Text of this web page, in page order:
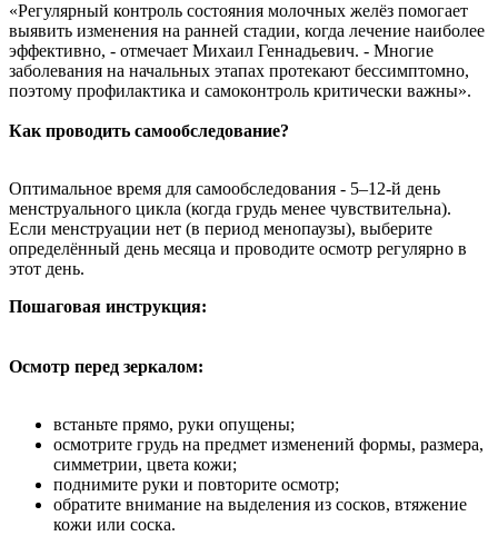
«Регулярный контроль состояния молочных желёз помогает
выявить изменения на ранней стадии, когда лечение наиболее
эффективно, - отмечает Михаил Геннадьевич. - Многие
заболевания на начальных этапах протекают бессимптомно,
поэтому профилактика и самоконтроль критически важны».
Как проводить самообследование?
Оптимальное время для самообследования - 5–12‑й день
менструального цикла (когда грудь менее чувствительна).
Если менструации нет (в период менопаузы), выберите
определённый день месяца и проводите осмотр регулярно в
этот день.
Пошаговая инструкция:
Осмотр перед зеркалом:
встаньте прямо, руки опущены;
осмотрите грудь на предмет изменений формы, размера,
симметрии, цвета кожи;
поднимите руки и повторите осмотр;
обратите внимание на выделения из сосков, втяжение
кожи или соска.